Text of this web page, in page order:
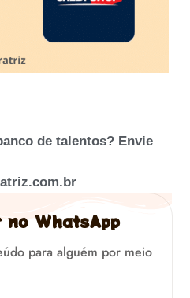
de talentos? Envie
WhatsApp
para alguém por meio